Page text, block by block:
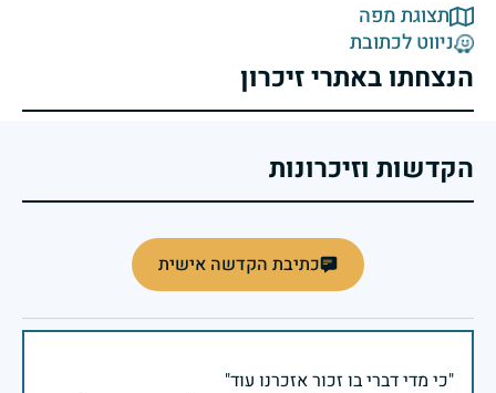
תצוגת מפה
ניווט לכתובת
הנצחתו באתרי זיכרון
הקדשות וזיכרונות
כתיבת הקדשה אישית